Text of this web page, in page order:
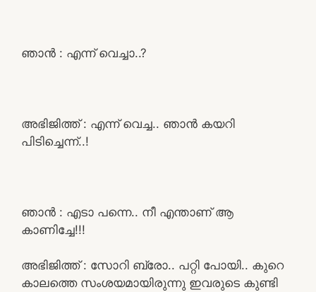
ഞാൻ : എന്ന് വെച്ചാ..?
അഭിജിത്ത് : എന്ന് വെച്ച.. ഞാൻ കയറി
പിടിച്ചെന്ന്..!
ഞാൻ : എടാ പന്നെ.. നീ എന്താണ് ആ
കാണിച്ചേ!!!
അഭിജിത്ത് : സോറി ബ്രോ.. പറ്റി പോയി.. കുറെ
കാലത്തെ സംശയമായിരുന്നു ഇവരുടെ കുണ്ടി